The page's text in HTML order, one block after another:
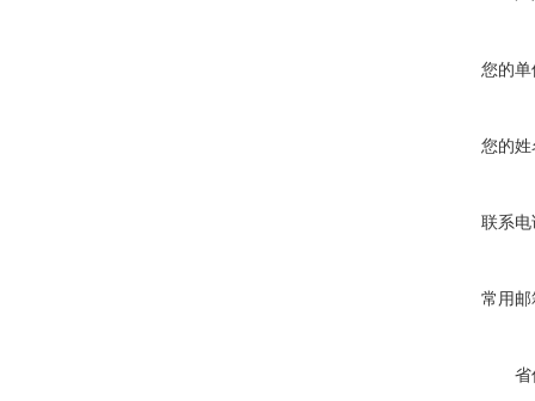
您的单
您的姓
联系电
常用邮
省